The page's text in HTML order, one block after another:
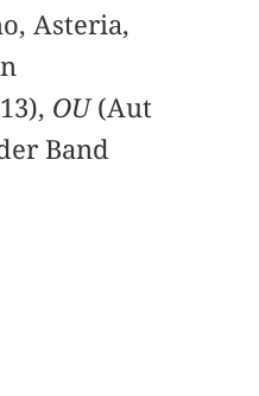
Asteria,
OU(Aut
Band